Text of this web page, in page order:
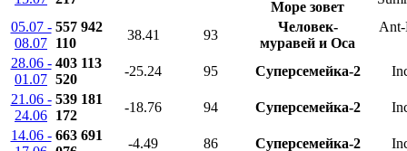
Море зовет
05.07 -
08.07
557 942
110
38.41 93
Человек-
муравей и Оса
Ant-
28.06 -
01.07
403 113
520
-25.24 95 Суперсемейка-2
21.06 -
24.06
539 181
172
-18.76 94 Суперсемейка-2
14.06 - 663 691
-4.49 86 Суперсемейка-2